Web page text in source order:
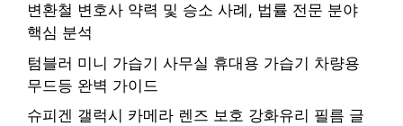
변환철 변호사 약력 및 승소 사례, 법률 전문 분야
핵심 분석
텀블러 미니 가습기 사무실 휴대용 가습기 차량용
무드등 완벽 가이드
슈피겐 갤럭시 카메라 렌즈 보호 강화유리 필름 글